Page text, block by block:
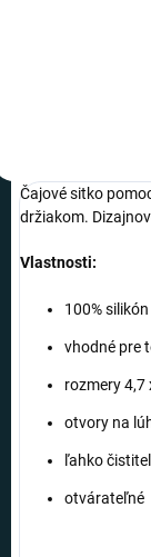
Čajové sitko
držiakom.
Vlastnosti:
100%
vhodné pre
rozmery 4,7
otvory na
ľahko
otvárateľné